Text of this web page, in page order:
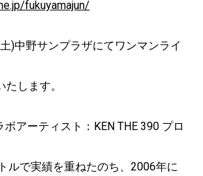
fukuyamajun/
)中野サンプラザにてワンマンライ
します。
アーティスト：KEN THE 390 プロ
ルで実績を重ねたのち、2006年に